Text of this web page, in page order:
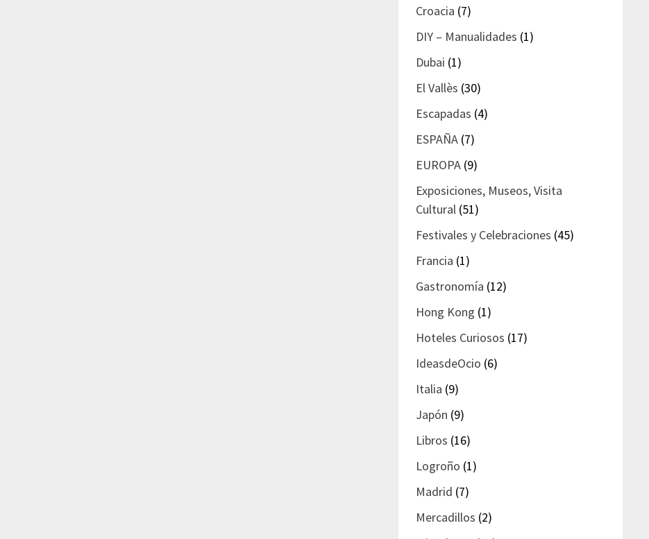
Croacia (7)
DIY – Manualidades (1)
Dubai (1)
El Vallès (30)
Escapadas (4)
ESPAÑA (7)
EUROPA (9)
Exposiciones, Museos, Visita
Cultural (51)
Festivales y Celebraciones (45)
Francia (1)
Gastronomía (12)
Hong Kong (1)
Hoteles Curiosos (17)
IdeasdeOcio (6)
Italia (9)
Japón (9)
Libros (16)
Logroño (1)
Madrid (7)
Mercadillos (2)